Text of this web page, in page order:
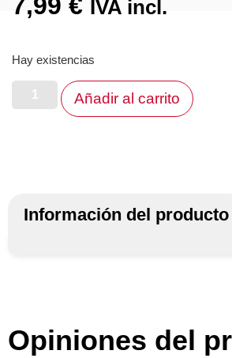
IVA incl.
Hay existencias
Añadir al carrito
Información del producto
Opiniones del